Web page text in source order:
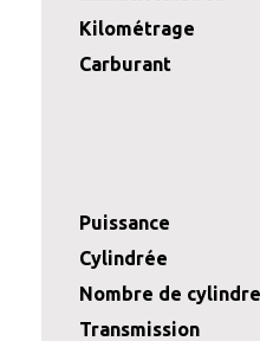
Kilométrage
Carburant
Puissance
Cylindrée
Nombre de
Transmission